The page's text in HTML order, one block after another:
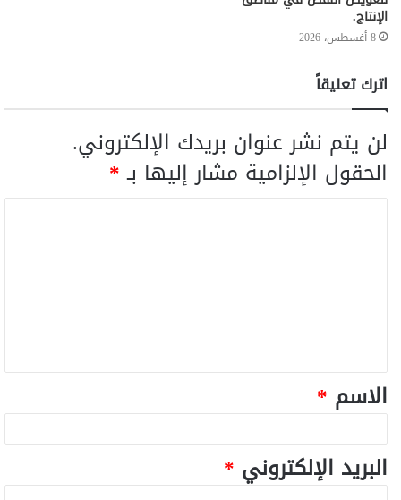
الإنتاج.
8 أغسطس، 2026
اترك تعليقاً
لن يتم نشر عنوان بريدك الإلكتروني.
الحقول الإلزامية مشار إليها بـ*
الاسم *
البريد الإلكتروني *